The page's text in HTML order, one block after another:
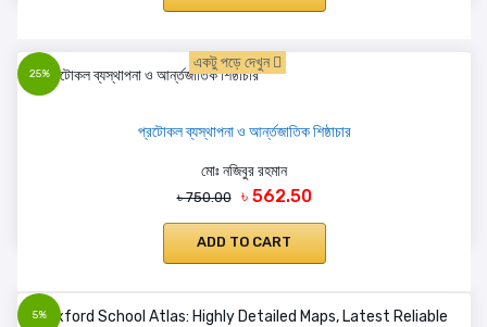
25%
একটু পড়ে দেখুন
প্রটোকল ব্যস্থাপনা ও আর্ন্তজাতিক শিষ্ঠাচার
মোঃ নজিবুর রহমান
৳ 750.00 ৳ 562.50
ADD TO CART
5%